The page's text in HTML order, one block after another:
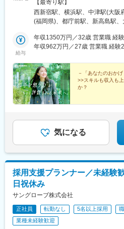
横浜支社★2024年8月オープン
三井ビルディング20F■大阪支社
転愛知県名古屋市西区名駅2-27-
ー4F■福岡支社★2024年11月増
囲
【最寄り駅】
西新宿駅、横浜駅、中津駅(大阪
(福岡県)、都庁前駅、新高島駅
駅、中洲川端駅
給与
年収1350万円／32歳 営業職 経
年収962万円／27歳 営業職 経験
－「あなたのおか
>>スキルも収入も
か？
★残業月10h以下と
★20代管理職の割合
気になる
採用支援プランナー／未経験
日祝休み
サングローブ株式会社
正社員 転勤なし 5名以上採用
業種未経験歓迎